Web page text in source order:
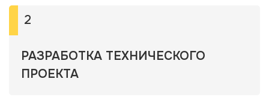
2
РАЗРАБОТКА ТЕХНИЧЕСКОГО
ПРОЕКТА